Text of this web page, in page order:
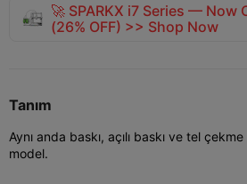
🚀 SPARKX i7 Series — Now
(26% OFF) >> Shop Now
Tanım
Aynı anda baskı, açılı baskı ve tel
model.